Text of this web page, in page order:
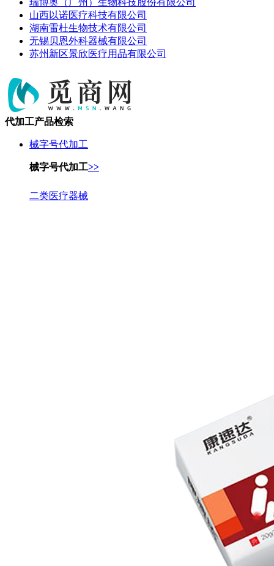
山西以诺医疗科技有限公司
湖南雷杜生物技术有限公司
无锡贝恩外科器械有限公司
苏州新区景欣医疗用品有限公司
代加工产品检索
械字号代加工
械字号代加工>>
二类医疗器械